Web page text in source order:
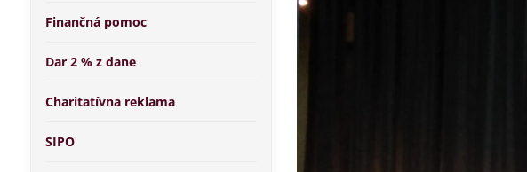
Finančná pomoc
Dar 2 % z dane
Charitatívna reklama
SIPO